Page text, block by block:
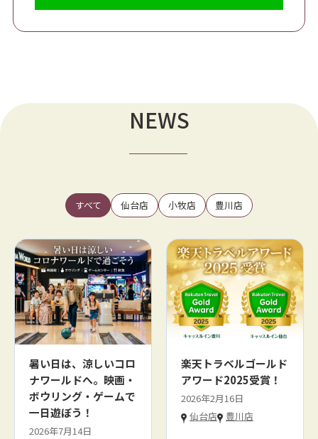
NEWS
すべて 仙台店 小牧店 豊川店
暑い日は、涼しいコロ
ナワールドへ。映画・
ボウリング・ゲームで
一日遊ぼう！
2026年7月14日
楽天トラベルゴールド
アワード2025受賞！
2026年2月16日
仙台店
豊川店